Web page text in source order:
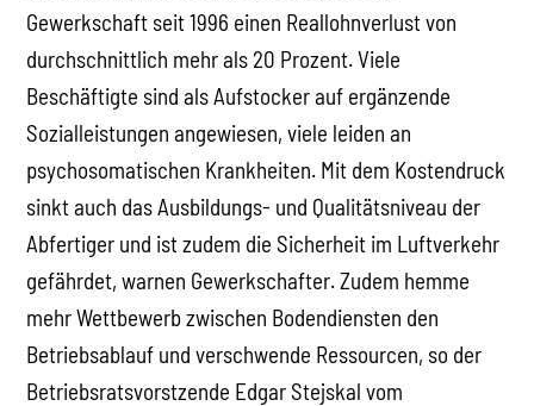
Gewerkschaft seit 1996 einen Reallohnverlust von
durchschnittlich mehr als 20 Prozent. Viele
Beschäftigte sind als Aufstocker auf ergänzende
Sozialleistungen angewiesen, viele leiden an
psychosomatischen Krankheiten. Mit dem Kostendruck
sinkt auch das Ausbildungs- und Qualitätsniveau der
Abfertiger und ist zudem die Sicherheit im Luftverkehr
gefährdet, warnen Gewerkschafter. Zudem hemme
mehr Wettbewerb zwischen Bodendiensten den
Betriebsablauf und verschwende Ressourcen, so der
Betriebsratsvorstzende Edgar Stejskal vom